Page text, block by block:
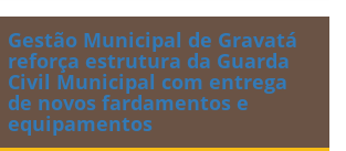
Gestão Municipal de Gravatá
reforça estrutura da Guarda
Civil Municipal com entrega
de novos fardamentos e
equipamentos